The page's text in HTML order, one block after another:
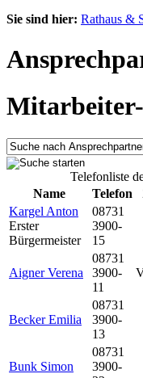
Sie sind hier: Rathaus &
Telefonliste
Name
Telefon
Kargel Anton
Erster
Bürgermeister
08731
3900-
15
Aigner Verena
08731
3900-
11
Becker Emilia
08731
3900-
13
Bunk Simon
08731
3900-